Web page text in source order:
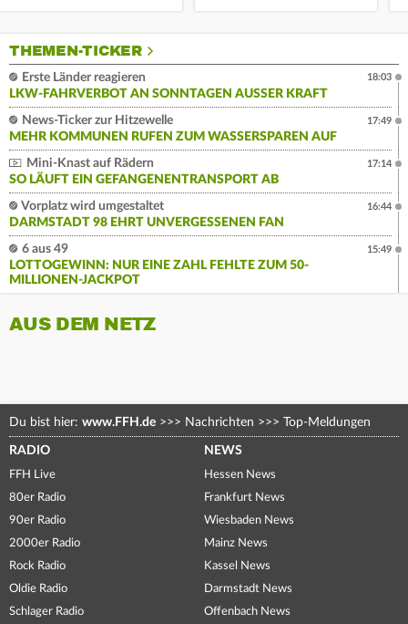
THEMEN-TICKER
Erste Länder reagieren
LKW-FAHRVERBOT AN SONNTAGEN AUSSER KRAFT
18:03
News-Ticker zur Hitzewelle
MEHR KOMMUNEN RUFEN ZUM WASSERSPAREN AUF
17:49
Mini-Knast auf Rädern
SO LÄUFT EIN GEFANGENENTRANSPORT AB
17:14
Vorplatz wird umgestaltet
DARMSTADT 98 EHRT UNVERGESSENEN FAN
16:44
6 aus 49
LOTTOGEWINN: NUR EINE ZAHL FEHLTE ZUM 50-
MILLIONEN-JACKPOT
15:49
AUS DEM NETZ
Du bist hier: www.FFH.de >>> Nachrichten >>> Top-Meldungen
RADIO
FFH Live
80er Radio
90er Radio
2000er Radio
Rock Radio
Oldie Radio
Schlager Radio
NEWS
Hessen News
Frankfurt News
Wiesbaden News
Mainz News
Kassel News
Darmstadt News
Offenbach News